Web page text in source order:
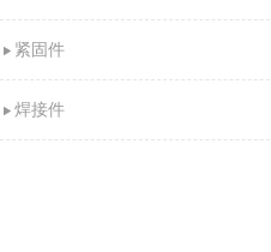
紧固件
焊接件